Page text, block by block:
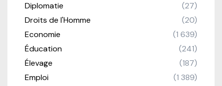
Diplomatie
(27)
Droits de l'Homme
(20)
Economie
(1 639)
Éducation
(241)
Élevage
(187)
Emploi
(1 389)